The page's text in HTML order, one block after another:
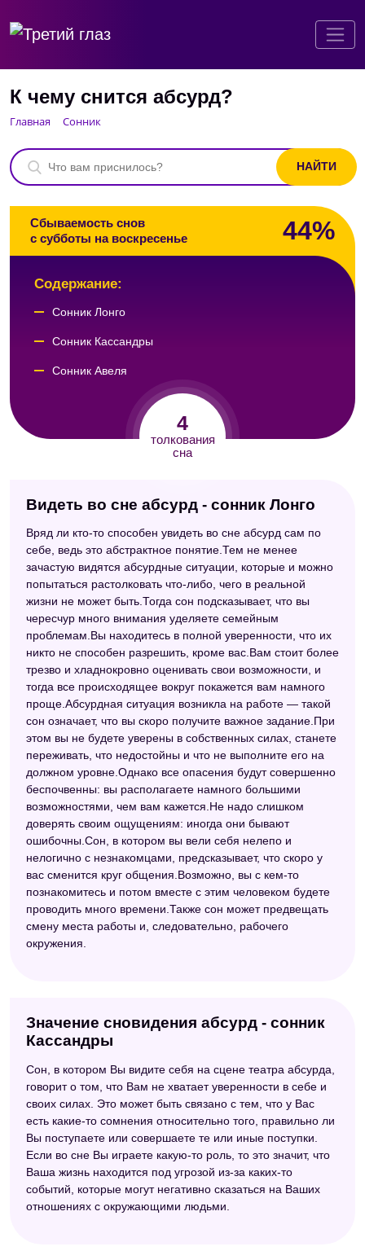
К чему снится абсурд?
Главная Сонник
Сбываемость снов
с субботы на воскресенье
44%
4
толкования
сна
Содержание:
Сонник Лонго
Сонник Кассандры
Сонник Авеля
Семейный сонник
Видеть во сне абсурд - сонник Лонго
Вряд ли кто-то способен увидеть во сне абсурд сам по
себе, ведь это абстрактное понятие.Тем не менее
зачастую видятся абсурдные ситуации, которые и можно
попытаться растолковать что-либо, чего в реальной
жизни не может быть.Тогда сон подсказывает, что вы
чересчур много внимания уделяете семейным
проблемам.Вы находитесь в полной уверенности, что их
никто не способен разрешить, кроме вас.Вам стоит более
трезво и хладнокровно оценивать свои возможности, и
тогда все происходящее вокруг покажется вам намного
проще.Абсурдная ситуация возникла на работе — такой
сон означает, что вы скоро получите важное задание.При
этом вы не будете уверены в собственных силах, станете
переживать, что недостойны и что не выполните его на
должном уровне.Однако все опасения будут совершенно
беспочвенны: вы располагаете намного большими
возможностями, чем вам кажется.Не надо слишком
доверять своим ощущениям: иногда они бывают
ошибочны.Сон, в котором вы вели себя нелепо и
нелогично с незнакомцами, предсказывает, что скоро у
вас сменится круг общения.Возможно, вы с кем-то
познакомитесь и потом вместе с этим человеком будете
проводить много времени.Также сон может предвещать
смену места работы и, следовательно, рабочего
окружения.
Значение сновидения абсурд - сонник
Кассандры
Сон, в котором Вы видите себя на сцене театра абсурда,
говорит о том, что Вам не хватает уверенности в себе и
своих силах. Это может быть связано с тем, что у Вас
есть какие-то сомнения относительно того, правильно ли
Вы поступаете или совершаете те или иные поступки.
Если во сне Вы играете какую-то роль, то это значит, что
Ваша жизнь находится под угрозой из-за каких-то
событий, которые могут негативно сказаться на Ваших
отношениях с окружающими людьми.